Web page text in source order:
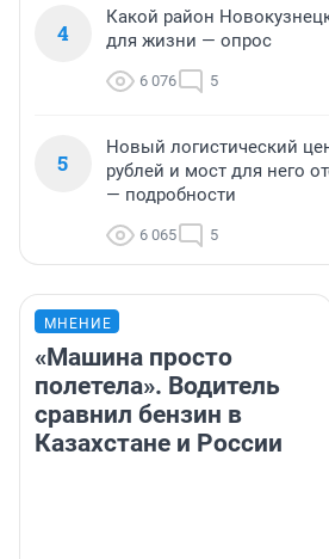
4
Какой район
для жизни — опрос
6 076 5
5
Новый логистический
рублей и мост для него
— подробности
6 065 5
МНЕНИЕ
«Машина просто
полетела». Водитель
сравнил бензин в
Казахстане и России